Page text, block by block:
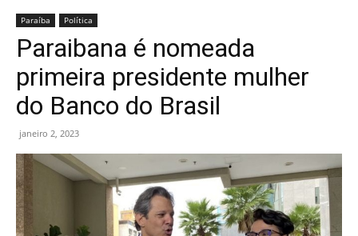
Paraíba Política
Paraibana é nomeada
primeira presidente mulher
do Banco do Brasil
janeiro 2, 2023